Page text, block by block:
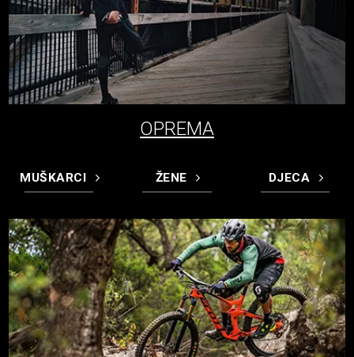
OPREMA
MUŠKARCI ŽENE DJECA